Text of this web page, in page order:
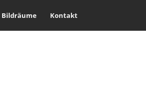
Bildräume Kontakt